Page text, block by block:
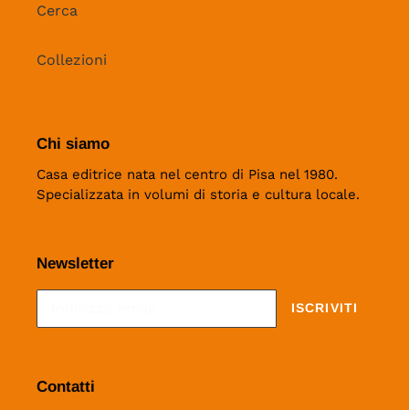
Cerca
Collezioni
Chi siamo
Casa editrice nata nel centro di Pisa nel 1980.
Specializzata in volumi di storia e cultura locale.
Newsletter
ISCRIVITI
Contatti